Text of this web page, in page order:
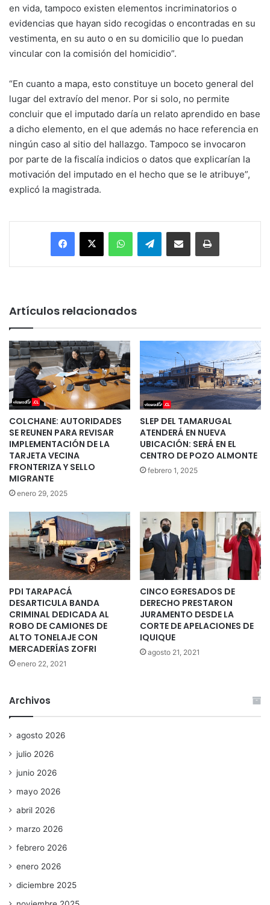
en vida, tampoco existen elementos incriminatorios o
evidencias que hayan sido recogidas o encontradas en su
vestimenta, en su auto o en su domicilio que lo puedan
vincular con la comisión del homicidio”.
“En cuanto a mapa, esto constituye un boceto general del
lugar del extravío del menor. Por si solo, no permite
concluir que el imputado daría un relato aprendido en base
a dicho elemento, en el que además no hace referencia en
ningún caso al sitio del hallazgo. Tampoco se invocaron
por parte de la fiscalía indicios o datos que explicarían la
motivación del imputado en el hecho que se le atribuye”,
explicó la magistrada.
Facebook
X WhatsAppTelegramEnviar vía email Imprimir
Artículos relacionados
COLCHANE: AUTORIDADES
SE REUNEN PARA REVISAR
IMPLEMENTACIÓN DE LA
TARJETA VECINA
FRONTERIZA Y SELLO
MIGRANTE
enero 29, 2025
SLEP DEL TAMARUGAL
ATENDERÁ EN NUEVA
UBICACIÓN: SERÁ EN EL
CENTRO DE POZO ALMONTE
febrero 1, 2025
PDI TARAPACÁ
DESARTICULA BANDA
CRIMINAL DEDICADA AL
ROBO DE CAMIONES DE
ALTO TONELAJE CON
MERCADERÍAS ZOFRI
enero 22, 2021
CINCO EGRESADOS DE
DERECHO PRESTARON
JURAMENTO DESDE LA
CORTE DE APELACIONES DE
IQUIQUE
agosto 21, 2021
Archivos
agosto 2026
julio 2026
junio 2026
mayo 2026
abril 2026
marzo 2026
febrero 2026
enero 2026
diciembre 2025